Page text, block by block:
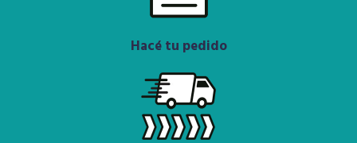
Hacé tu pedido